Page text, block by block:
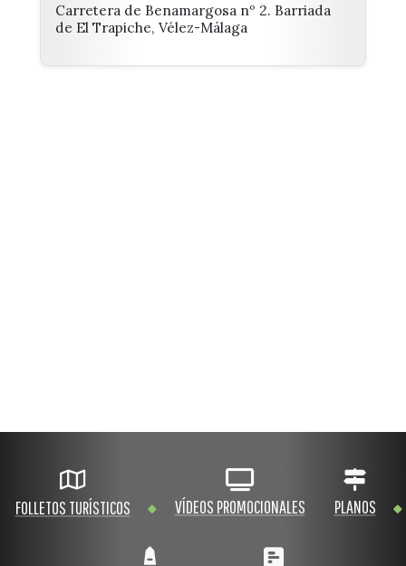
Carretera de Benamargosa nº 2. Barriada
de El Trapiche, Vélez-Málaga
FOLLETOS TURÍSTICOS VÍDEOS PROMOCIONALES PLANOS